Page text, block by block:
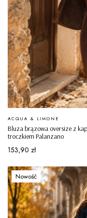
Bluza brązowa oversize z
troczkiem Palanzano
PRODUCENT
ACQUA & LIMONE
Cena
153,90 zł
Nowość